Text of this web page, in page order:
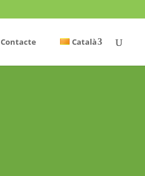
Contacte Català